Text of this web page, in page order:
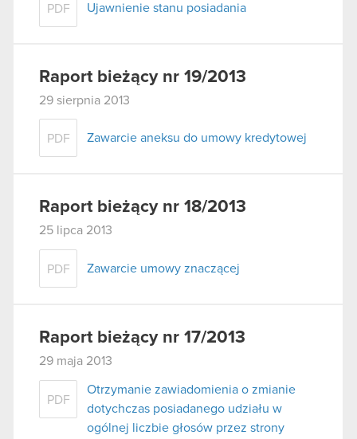
PDF Ujawnienie stanu posiadania
Raport bieżący nr 19/2013
29 sierpnia 2013
PDF Zawarcie aneksu do umowy kredytowej
Raport bieżący nr 18/2013
25 lipca 2013
PDF Zawarcie umowy znaczącej
Raport bieżący nr 17/2013
29 maja 2013
PDF
Otrzymanie zawiadomienia o zmianie
dotychczas posiadanego udziału w
ogólnej liczbie głosów przez strony